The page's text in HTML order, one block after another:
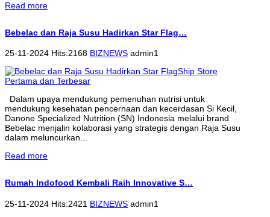
Read more
Bebelac dan Raja Susu Hadirkan Star Flag…
25-11-2024 Hits:2168 BIZNEWS admin1
Dalam upaya mendukung pemenuhan nutrisi untuk
mendukung kesehatan pencernaan dan kecerdasan Si Kecil,
Danone Specialized Nutrition (SN) Indonesia melalui brand
Bebelac menjalin kolaborasi yang strategis dengan Raja Susu
dalam meluncurkan...
Read more
Rumah Indofood Kembali Raih Innovative S…
25-11-2024 Hits:2421 BIZNEWS admin1